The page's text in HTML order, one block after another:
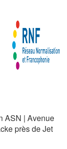
ASN | Avenue
près de Jet